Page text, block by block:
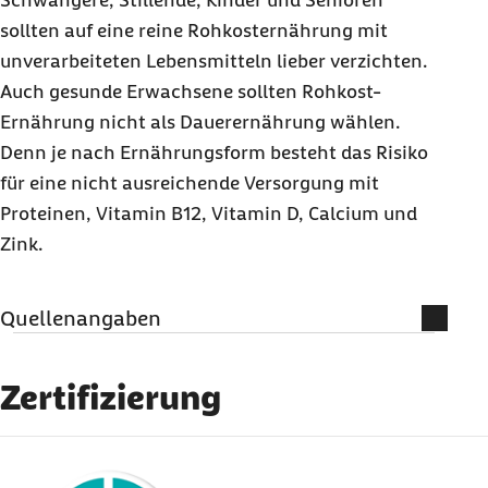
sollten auf eine reine Rohkosternährung mit
unverarbeiteten Lebensmitteln lieber verzichten.
Auch gesunde Erwachsene sollten Rohkost-
Ernährung nicht als Dauerernährung wählen.
Denn je nach Ernährungsform besteht das Risiko
für eine nicht ausreichende Versorgung mit
Proteinen, Vitamin B12, Vitamin D, Calcium und
Zink.
Quellenangaben
Informationen
vom 07.11.2023):
Zertifizierung